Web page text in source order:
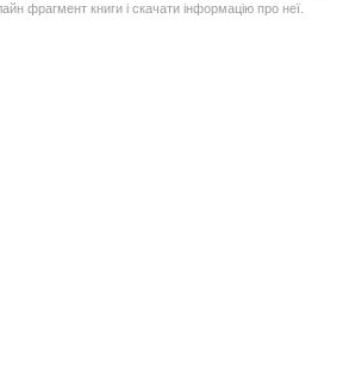
фрагмент книги і скачати інформацію про неї.